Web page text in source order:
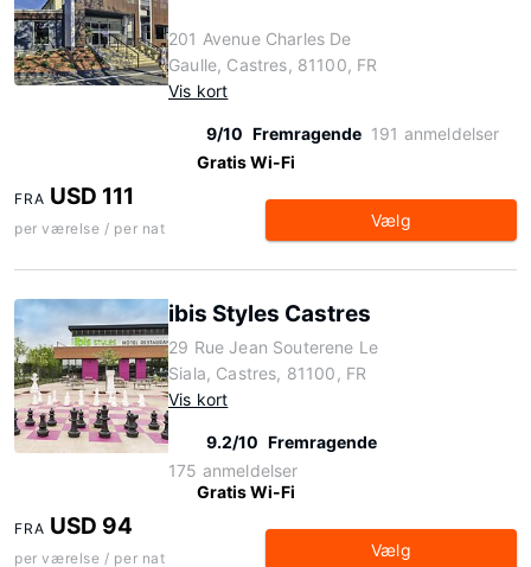
201 Avenue Charles De
Gaulle, Castres, 81100, FR
Vis kort
9/10 Fremragende 191 anmeldelser
Gratis Wi-Fi
FRA USD 111
per værelse / per nat Vælg
ibis Styles Castres
29 Rue Jean Souterene Le
Siala, Castres, 81100, FR
Vis kort
9.2/10 Fremragende
175 anmeldelser
Gratis Wi-Fi
FRA USD 94
per værelse / per nat Vælg